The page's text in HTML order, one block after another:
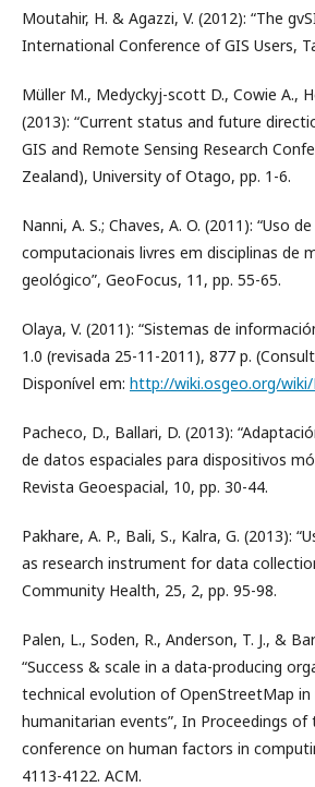
Moutahir, H. & Agazzi, V. (2012): “The
International Conference of GIS Users,
Müller M., Medyckyj-scott D., Cowie A.,
(2013): “Current status and future
GIS and Remote Sensing Research
Zealand), University of Otago, pp. 1-6.
Nanni, A. S.; Chaves, A. O. (2011): “Uso
computacionais livres em disciplinas de
geológico”, GeoFocus, 11, pp. 55-65.
Olaya, V. (2011): “Sistemas de
1.0 (revisada 25-11-2011), 877 p.
Disponível em: http://wiki.osgeo.org/wiki/
Pacheco, D., Ballari, D. (2013):
de datos espaciales para dispositivos
Revista Geoespacial, 10, pp. 30-44.
Pakhare, A. P., Bali, S., Kalra, G. (2013):
as research instrument for data
Community Health, 25, 2, pp. 95-98.
Palen, L., Soden, R., Anderson, T. J., &
“Success & scale in a data-producing
technical evolution of OpenStreetMap
humanitarian events”, In Proceedings of
conference on human factors in
4113-4122. ACM.